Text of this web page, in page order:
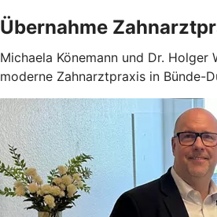
Übernahme
Michaela Könemann und Dr. Holger
moderne Zahnarztpraxis in Bünde-